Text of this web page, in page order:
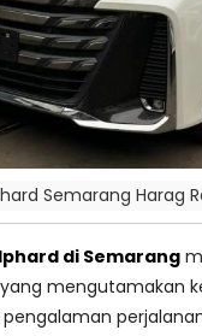
Semarang Harag
di Semarang
mengutamakan